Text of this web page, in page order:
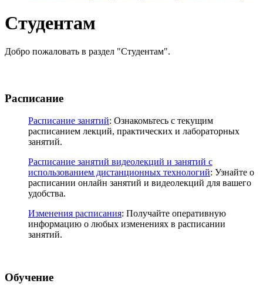
Студентам
Добро пожаловать в раздел "Студентам".
Расписание
Расписание занятий: Ознакомьтесь с текущим
расписанием лекций, практических и лабораторных
занятий.
Расписание занятий видеолекций и занятий с
использованием дистанционных технологий: Узнайте о
расписании онлайн занятий и видеолекций для вашего
удобства.
Изменения расписания: Получайте оперативную
информацию о любых изменениях в расписании
занятий.
Обучение